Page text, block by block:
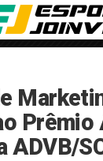
Prêmio
ADVB/